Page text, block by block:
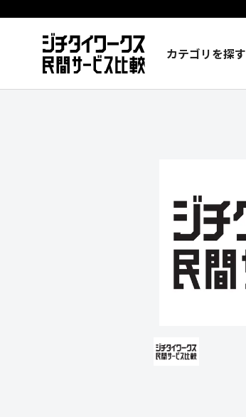
カテゴリを探す